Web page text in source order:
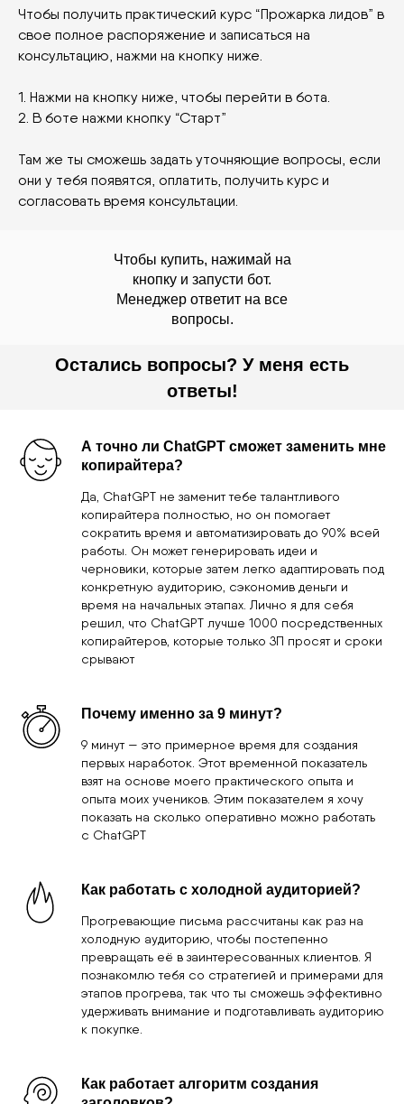
Что тебе нужно сделать, чтобы
получить практический курс и
Чтобы получить практический курс “Прожарка лидов” в
свое полное распоряжение и записаться на
консультацию, нажми на кнопку ниже.
2. В боте нажми кнопку “Старт”
согласовать время консультации.
кнопку и запусти бот.
Менеджер ответит на все
вопросы.
равные части, без переплат.
Гарантия возврата 60 дней.
Остались вопросы? У меня есть
ответы!
копирайтера?
Да, ChatGPT не заменит тебе талантливого
копирайтера полностью, но он помогает
сократить время и автоматизировать до 90% всей
работы. Он может генерировать идеи и
черновики, которые затем легко адаптировать под
конкретную аудиторию, сэкономив деньги и
копирайтеров, которые только ЗП просят и сроки
Почему именно за 9 минут?
9 минут — это примерное время для создания
первых наработок. Этот временной показатель
взят на основе моего практического опыта и
с ChatGPT